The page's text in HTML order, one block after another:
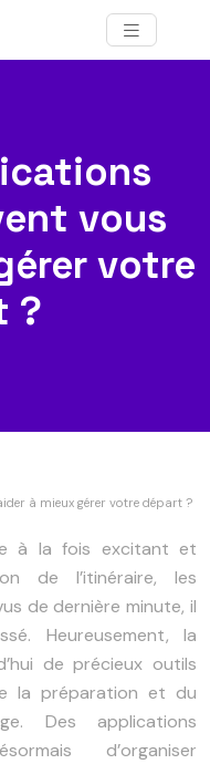
vous
votre
?
à mieux gérer votre départ ?
à la fois excitant et
de l’itinéraire, les
de dernière minute, il
Heureusement, la
de précieux outils
la préparation et du
Des applications
d’organiser